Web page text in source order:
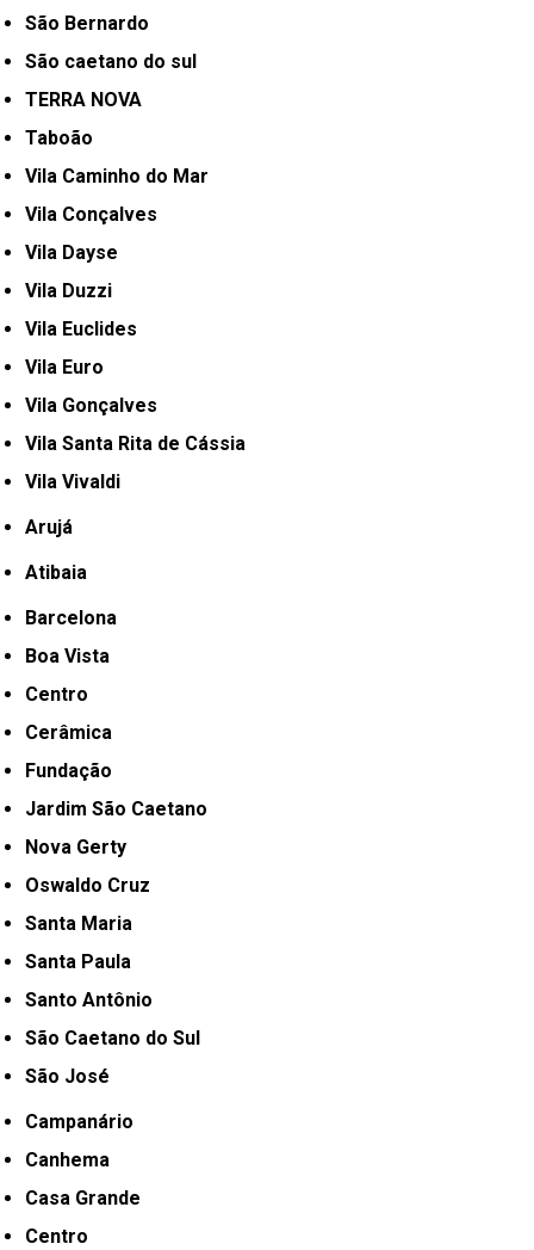
São Bernardo
São caetano do sul
TERRA NOVA
Taboão
Vila Caminho do Mar
Vila Conçalves
Vila Dayse
Vila Duzzi
Vila Euclides
Vila Euro
Vila Gonçalves
Vila Santa Rita de Cássia
Vila Vivaldi
Arujá
Atibaia
Barcelona
Boa Vista
Centro
Cerâmica
Fundação
Jardim São Caetano
Nova Gerty
Oswaldo Cruz
Santa Maria
Santa Paula
Santo Antônio
São Caetano do Sul
São José
Campanário
Canhema
Casa Grande
Centro